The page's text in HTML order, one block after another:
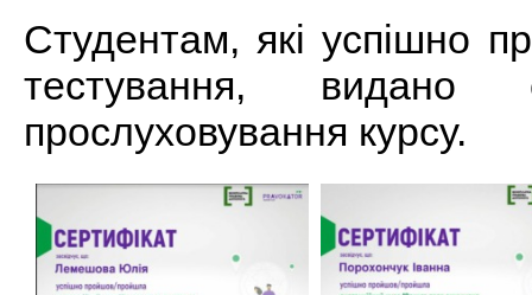
Студентам, які успішно
тестування, видано
прослуховування курсу.